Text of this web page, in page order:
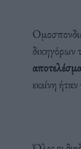
δικηγόρων
εκείνη